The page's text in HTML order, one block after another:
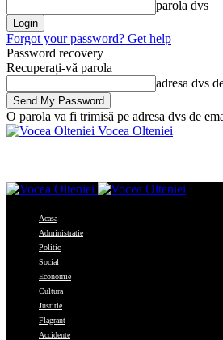
parola dvs
Forgot your password? Get help
Password recovery
Recuperați-vă parola
adresa dvs
O parola va fi trimisă pe adresa dvs de
Vocea Olteniei
Acasa
Administratie
Politic
Social
Economie
Cultura
Justitie
Flagrant
Accidente